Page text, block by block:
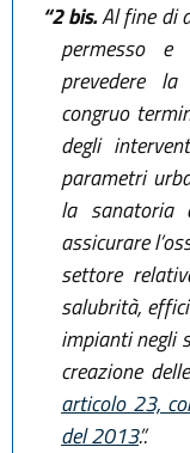
“2 bis.Al fine di
permesso
prevedere
congruo
degli
parametri
la sanatoria
assicurare
settore
salubrità,
impianti negli
creazione
articolo 23,
del 2013.”.